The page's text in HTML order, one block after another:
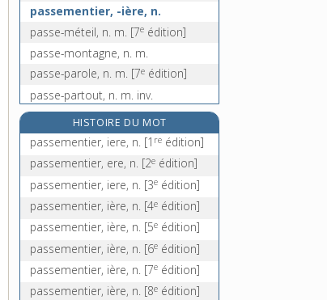
passementier, -ière, n.
passe-méteil, n. m. [7e édition]
passe-montagne, n. m.
passe-parole, n. m. [7e édition]
passe-partout, n. m. inv.
passe-passe, n. m. inv.
passe-pied, n. m.
passe-pierre, n. f.
passe-plat, n. m.
HISTOIRE DU MOT
passementier, iere, n. [1 re édition]
passementier, ere, n. [2e édition]
passementier, iere, n. [3e édition]
passementier, ière, n. [4e édition]
passementier, ière, n. [5e édition]
passementier, ière, n. [6e édition]
passementier, ière, n. [7e édition]
passementier, ière, n. [8e édition]